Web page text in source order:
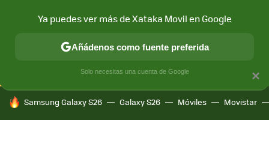
CONECTIVIDAD MÓVIL Y SOCIEDAD APLICACIONES
HOY SE HABLA DE
Samsung Galaxy S26 Galaxy S26 Móviles Movistar
×
Ya puedes ver más de Xataka Movil en Google
Añádenos como fuente preferida
Solo necesitas una cuenta de Google